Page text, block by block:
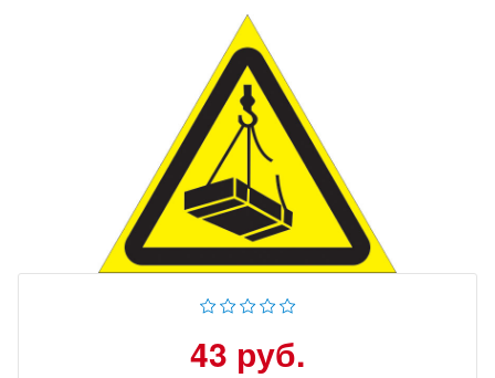
43 руб.